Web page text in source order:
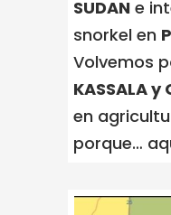
SUDANe
snorkel en
Volvemos
KASSALA y
en
porque…